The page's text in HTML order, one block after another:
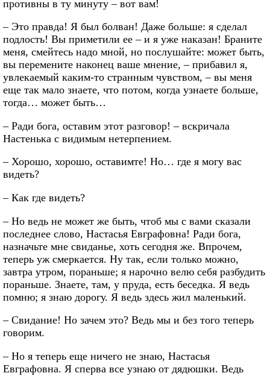
противны в ту минуту – вот вам!
– Это правда! Я был болван! Даже больше: я сделал
подлость! Вы приметили ее – и я уже наказан! Браните
меня, смейтесь надо мной, но послушайте: может быть,
вы перемените наконец ваше мнение, – прибавил я,
увлекаемый каким-то странным чувством, – вы меня
еще так мало знаете, что потом, когда узнаете больше,
тогда… может быть…
– Ради бога, оставим этот разговор! – вскричала
Настенька с видимым нетерпением.
– Хорошо, хорошо, оставимте! Но… где я могу вас
видеть?
– Как где видеть?
– Но ведь не может же быть, чтоб мы с вами сказали
последнее слово, Настасья Евграфовна! Ради бога,
назначьте мне свиданье, хоть сегодня же. Впрочем,
теперь уж смеркается. Ну так, если только можно,
завтра утром, пораньше; я нарочно велю себя разбудить
пораньше. Знаете, там, у пруда, есть беседка. Я ведь
помню; я знаю дорогу. Я ведь здесь жил маленький.
– Свидание! Но зачем это? Ведь мы и без того теперь
говорим.
– Но я теперь еще ничего не знаю, Настасья
Евграфовна. Я сперва все узнаю от дядюшки. Ведь